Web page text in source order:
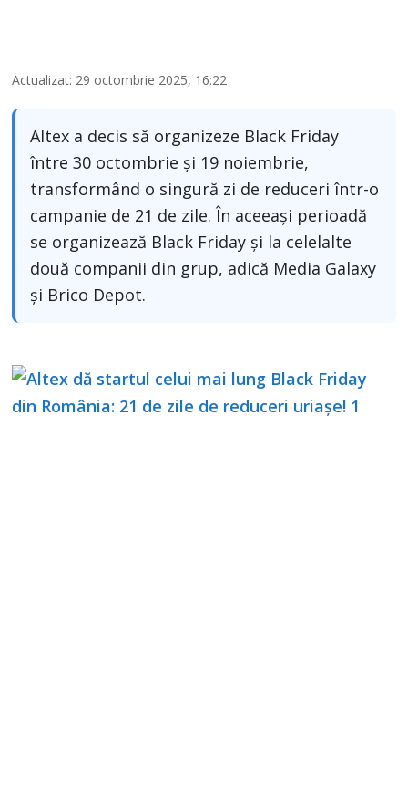
Actualizat: 29 octombrie 2025, 16:22
Altex a decis să organizeze Black Friday
între 30 octombrie și 19 noiembrie,
transformând o singură zi de reduceri într-o
campanie de 21 de zile. În aceeași perioadă
se organizează Black Friday și la celelalte
două companii din grup, adică Media Galaxy
și Brico Depot.